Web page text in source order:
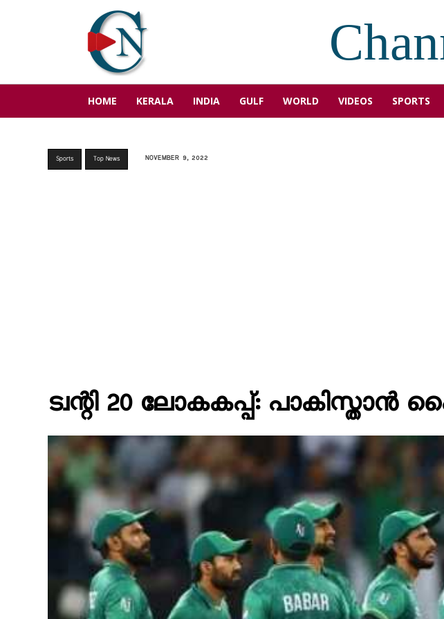
HOME KERALA INDIA GULF WORLD VIDEOS SPORTS
Sports Top News NOVEMBER 9, 2022
ട്വന്റി 20 ലോകകപ്പ്: പാകിസ്താൻ